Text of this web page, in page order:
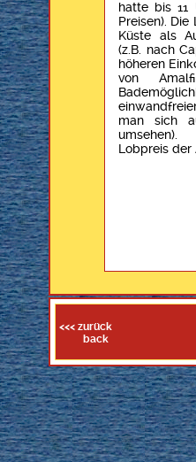
hatte bis
Preisen).
Küste als
(z.B. nach
höheren
von
man sich
umsehen).
Lobpreis der
<<< zurück
back